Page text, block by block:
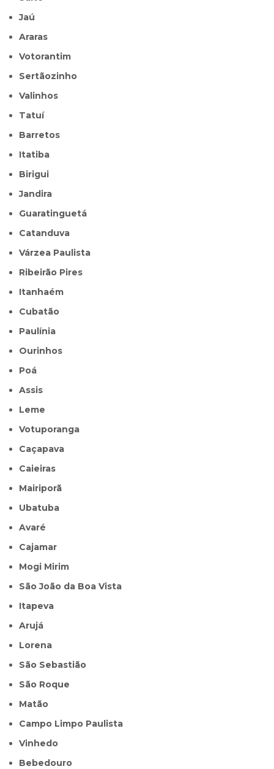
Jaú
Araras
Votorantim
Sertãozinho
Valinhos
Tatuí
Barretos
Itatiba
Birigui
Jandira
Guaratinguetá
Catanduva
Várzea Paulista
Ribeirão Pires
Itanhaém
Cubatão
Paulínia
Ourinhos
Poá
Assis
Leme
Votuporanga
Caçapava
Caieiras
Mairiporã
Ubatuba
Avaré
Cajamar
Mogi Mirim
São João da Boa Vista
Itapeva
Arujá
Lorena
São Sebastião
São Roque
Matão
Campo Limpo Paulista
Vinhedo
Bebedouro